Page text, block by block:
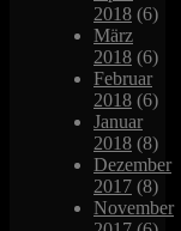
2018 (6)
März
2018 (6)
Februar
2018 (6)
Januar
2018 (8)
Dezember
2017 (8)
November